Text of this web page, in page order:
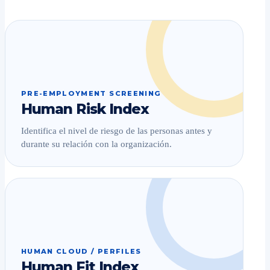
PRE-EMPLOYMENT SCREENING
Human Risk Index
Identifica el nivel de riesgo de las personas antes y
durante su relación con la organización.
HUMAN CLOUD / PERFILES